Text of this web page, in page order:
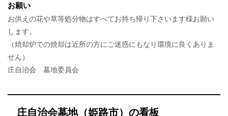
お願い
お供えの花や草等処分物はすべてお持ち帰り下さいます様お願い
します。
（焼却炉での焼却は近所の方にご迷惑にもなり環境に良くありま
せん）
庄自治会 墓地委員会
庄自治会墓地（姫路市）の看板